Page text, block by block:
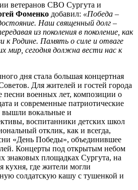
ветеранов СВО Сургута и
Фоменко добавил: «Победа –
Наш священный долг –
из поколения в поколение, как
к Родине. Память о силе и отваге
мир, сегодня должна вести нас к
дня стала большая концертная
Для жителей и гостей города
песни военных лет, композиции о
и современные патриотические
вышли вокальные и
воспитанники детских школ
отклик, как и всегда,
«День Победы», объединившее
Концерты под открытым небом
знаковых площадках Сургута, на
кухня, где жители могли
солдатскую кашу с тушенкой и